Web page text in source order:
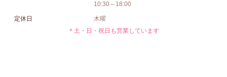
10:30～18:00
定休日
木曜
＊土・日・祝日も営業しています